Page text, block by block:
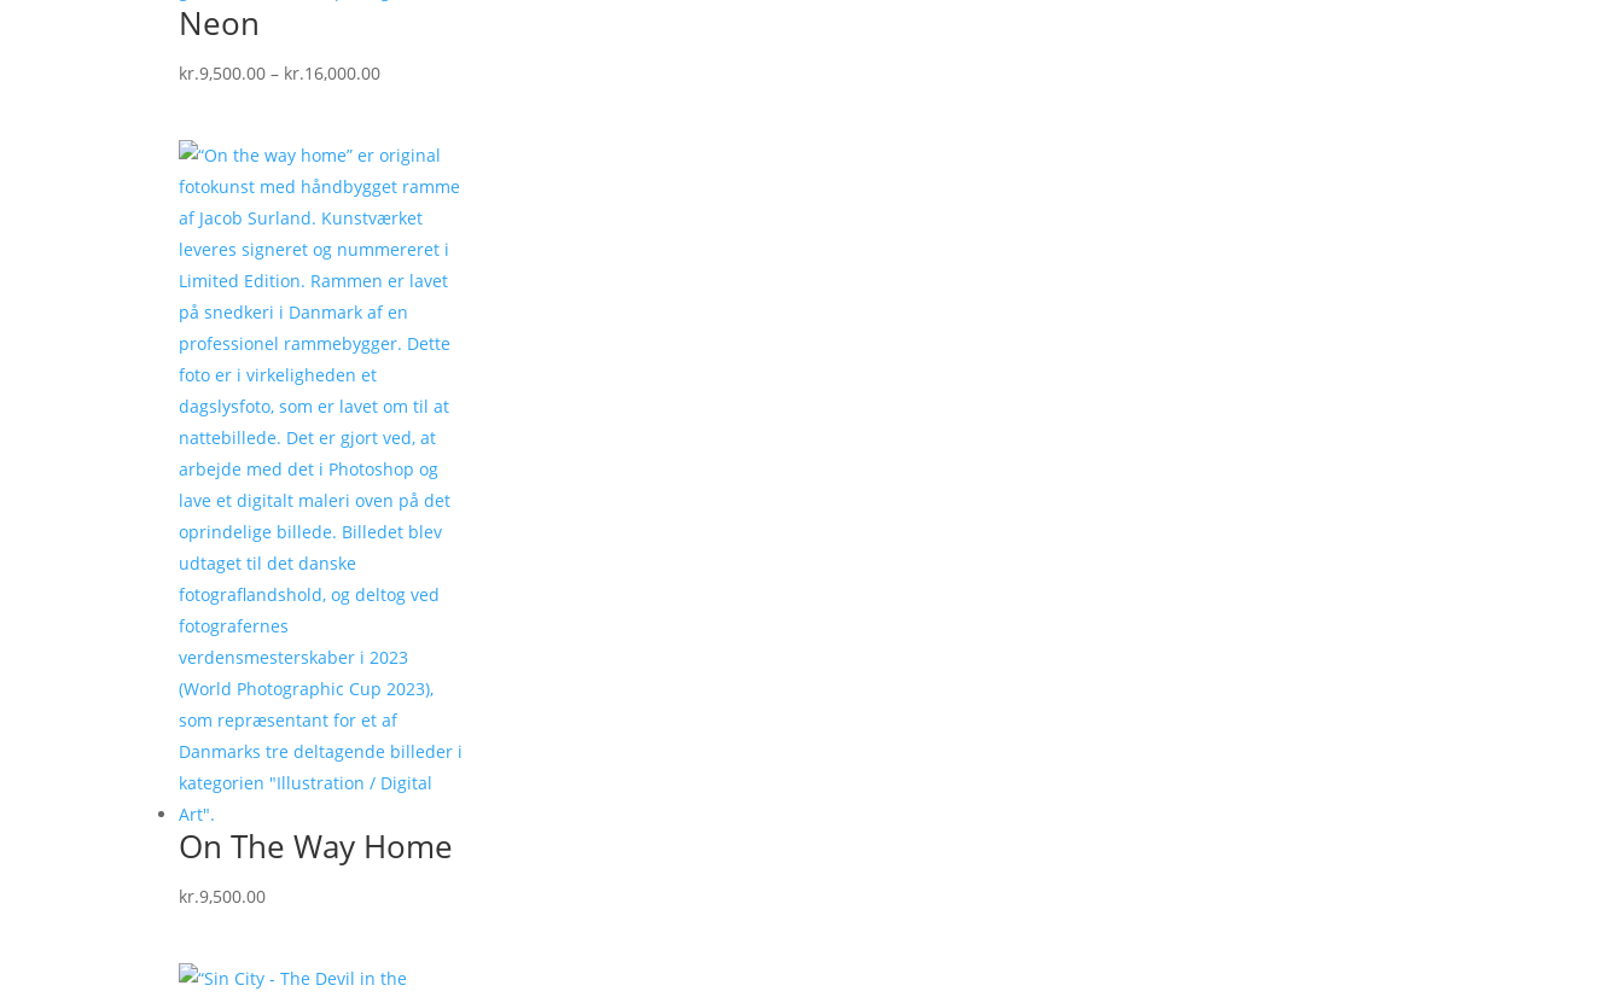
Neon
kr.9,500.00 – kr.16,000.00Prisinterval:
kr.16,000.00
On The Way Home
kr.9,500.00